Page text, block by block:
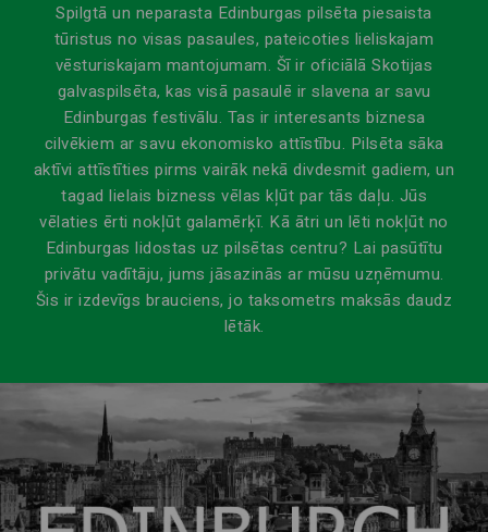
Spilgtā un neparasta Edinburgas pilsēta piesaista
tūristus no visas pasaules, pateicoties lieliskajam
vēsturiskajam mantojumam. Šī ir oficiālā Skotijas
galvaspilsēta, kas visā pasaulē ir slavena ar savu
Edinburgas festivālu. Tas ir interesants biznesa
cilvēkiem ar savu ekonomisko attīstību. Pilsēta sāka
aktīvi attīstīties pirms vairāk nekā divdesmit gadiem, un
tagad lielais bizness vēlas kļūt par tās daļu. Jūs
vēlaties ērti nokļūt galamērķī. Kā ātri un lēti nokļūt no
Edinburgas lidostas uz pilsētas centru? Lai pasūtītu
privātu vadītāju, jums jāsazinās ar mūsu uzņēmumu.
Šis ir izdevīgs brauciens, jo taksometrs maksās daudz
lētāk.